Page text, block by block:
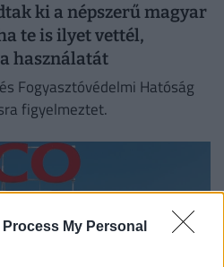
Process My Personal
ki a népszerű magyar
te is ilyet vettél,
használatát
Fogyasztóvédelmi Hatóság
figyelmeztet.